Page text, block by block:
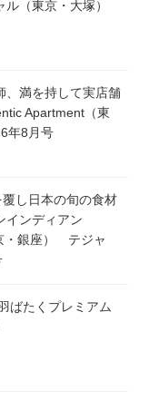
ル（東京・大塚）
、満を持して実店舗
Apartment（東
年8月号
覆し日本の旬の食材
インディアン
・銀座） テジャ
ばたくプレミアム